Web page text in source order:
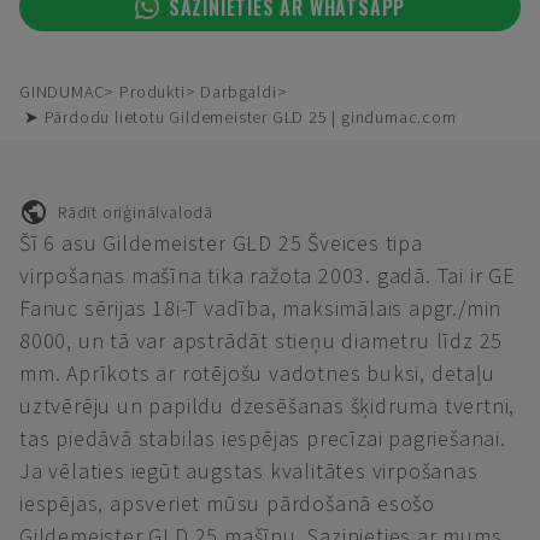
SAZINIETIES AR WHATSAPP
GINDUMAC Produkti
Darbgaldi
➤ Pārdodu lietotu Gildemeister GLD 25 | gindumac.com
Rādīt oriģinālvalodā
Šī 6 asu Gildemeister GLD 25 Šveices tipa
virpošanas mašīna tika ražota 2003. gadā. Tai ir GE
Fanuc sērijas 18i-T vadība, maksimālais apgr./min
8000, un tā var apstrādāt stieņu diametru līdz 25
mm. Aprīkots ar rotējošu vadotnes buksi, detaļu
uztvērēju un papildu dzesēšanas šķidruma tvertni,
tas piedāvā stabilas iespējas precīzai pagriešanai.
Ja vēlaties iegūt augstas kvalitātes virpošanas
iespējas, apsveriet mūsu pārdošanā esošo